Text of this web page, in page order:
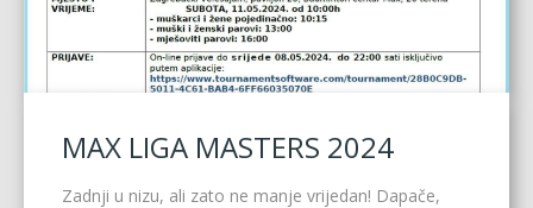
MAX LIGA MASTERS 2024
Zadnji u nizu, ali zato ne manje vrijedan! Dapače,